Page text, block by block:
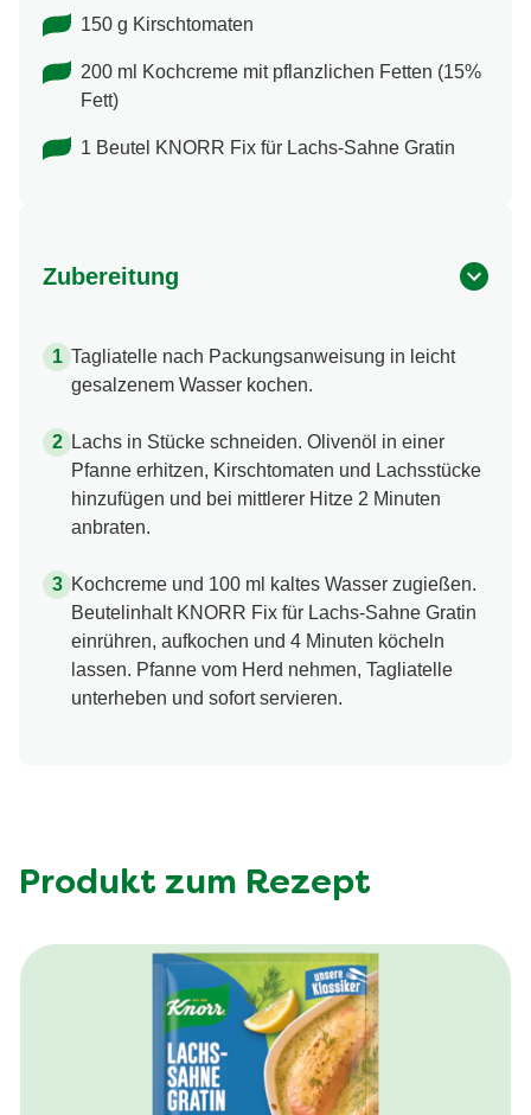
150 g Kirschtomaten
200 ml Kochcreme mit pflanzlichen Fetten (15%
Fett)
1 Beutel KNORR Fix für Lachs-Sahne Gratin
Zubereitung
Tagliatelle nach Packungsanweisung in leicht
gesalzenem Wasser kochen.
Lachs in Stücke schneiden. Olivenöl in einer
Pfanne erhitzen, Kirschtomaten und Lachsstücke
hinzufügen und bei mittlerer Hitze 2 Minuten
anbraten.
Kochcreme und 100 ml kaltes Wasser zugießen.
Beutelinhalt KNORR Fix für Lachs-Sahne Gratin
einrühren, aufkochen und 4 Minuten köcheln
lassen. Pfanne vom Herd nehmen, Tagliatelle
unterheben und sofort servieren.
Produkt zum Rezept